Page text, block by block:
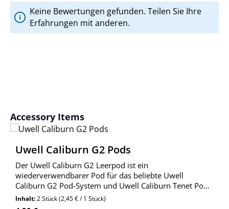
Keine Bewertungen gefunden. Teilen Sie Ihre
Erfahrungen mit anderen.
Produktgalerie überspringen
Accessory Items
Uwell Caliburn G2 Pods
Der Uwell Caliburn G2 Leerpod ist ein
wiederverwendbarer Pod für das beliebte Uwell
Caliburn G2 Pod-System und Uwell Caliburn Tenet Pod-
System.
Inhalt:2 Stück(2,45 € / 1 Stück)